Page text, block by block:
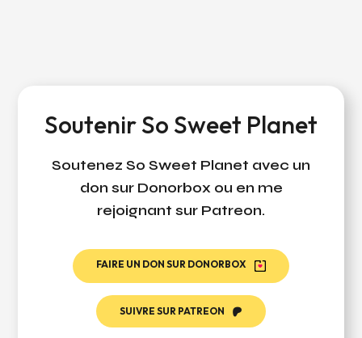
Soutenir So Sweet Planet
Soutenez So Sweet Planet avec un
don sur Donorbox ou en me
rejoignant sur Patreon.
FAIRE UN DON SUR DONORBOX
SUIVRE SUR PATREON